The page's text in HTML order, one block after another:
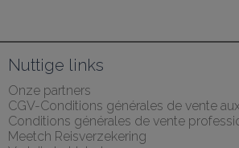
Nuttige links
Onze partners
CGV-Conditions générales de vente
Conditions générales de vente
Meetch Reisverzekering